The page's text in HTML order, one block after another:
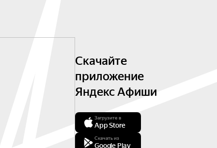
Скачайте
приложение
Яндекс Афиши
Загрузите в
App Store
Скачать из
Google Play